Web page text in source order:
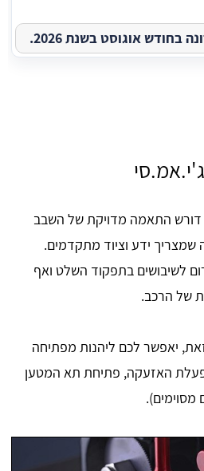
בחודש אוגוסט בשנת 2026.
דורש התאמה מדויקת של השבב
ידע וציוד מתקדמים.
לשיבושים בתפקוד השלט ואף
של הרכב.
יאפשר לכם ליהנות מפתיחה
האזעקה, פתיחת תא המטען